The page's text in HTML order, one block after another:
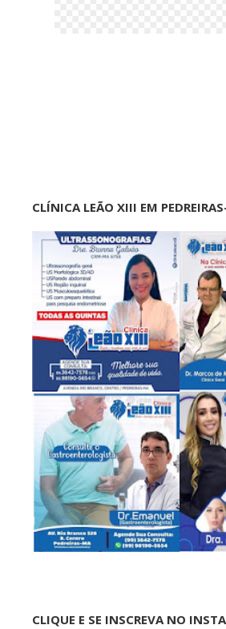
CLÍNICA LEÃO XIII EM
CLIQUE E SE INSCREVA NO